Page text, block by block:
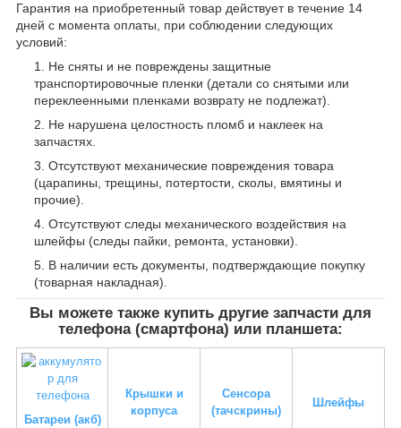
Гарантия на приобретенный товар действует в течение 14
дней с момента оплаты, при соблюдении следующих
условий:
Не сняты и не повреждены защитные
транспортировочные пленки (детали со снятыми или
переклеенными пленками возврату не подлежат).
Не нарушена целостность пломб и наклеек на
запчастях.
Отсутствуют механические повреждения товара
(царапины, трещины, потертости, сколы, вмятины и
прочие).
Отсутствуют следы механического воздействия на
шлейфы (следы пайки, ремонта, установки).
В наличии есть документы, подтверждающие покупку
(товарная накладная).
Вы можете также купить другие запчасти для
телефона (смартфона) или планшета:
Батареи (акб)
Крышки и
корпуса
Сенсора
(тачскрины)
Шлейфы